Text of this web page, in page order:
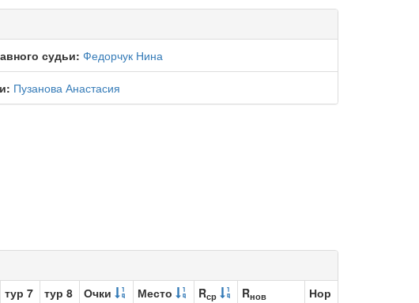
судьи: Федорчук Нина
Пузанова Анастасия
тур 7 тур 8 Очки Место Rср Rнов
Нор